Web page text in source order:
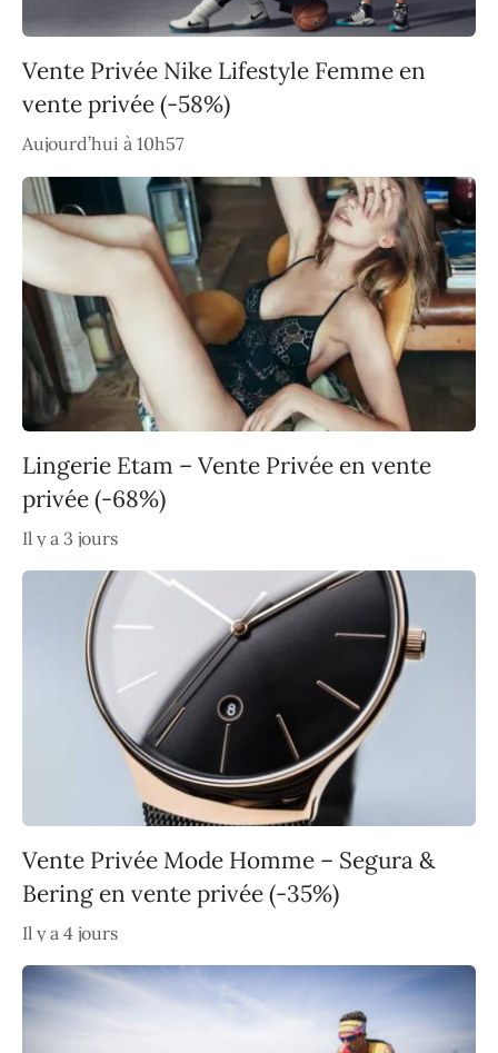
Vente Privée Nike Lifestyle Femme en
vente privée (-58%)
Aujourd’hui à 10h57
Lingerie Etam – Vente Privée en vente
privée (-68%)
Il y a 3 jours
Vente Privée Mode Homme – Segura &
Bering en vente privée (-35%)
Il y a 4 jours